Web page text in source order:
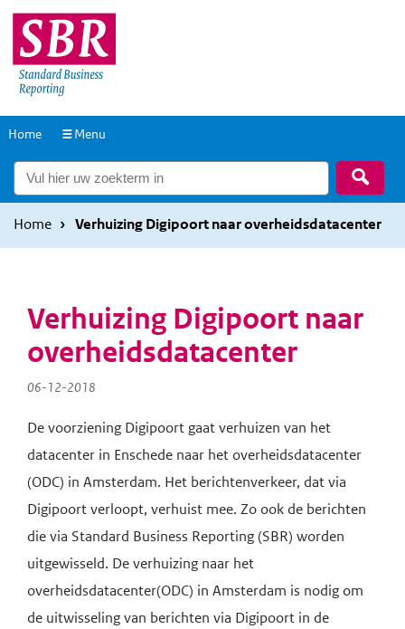
Overslaan
en
naar
inhoud
Overslaan
en
naar
hoofdnavigatie
Naar
homepage
Home Menu
Home Verhuizing Digipoort naar overheidsdatacenter
Verhuizing Digipoort naar
overheidsdatacenter
06-12-2018
De voorziening Digipoort gaat verhuizen van het
datacenter in Enschede naar het overheidsdatacenter
(ODC) in Amsterdam. Het berichtenverkeer, dat via
Digipoort verloopt, verhuist mee. Zo ook de berichten
die via Standard Business Reporting (SBR) worden
uitgewisseld. De verhuizing naar het
overheidsdatacenter(ODC) in Amsterdam is nodig om
de uitwisseling van berichten via Digipoort in de